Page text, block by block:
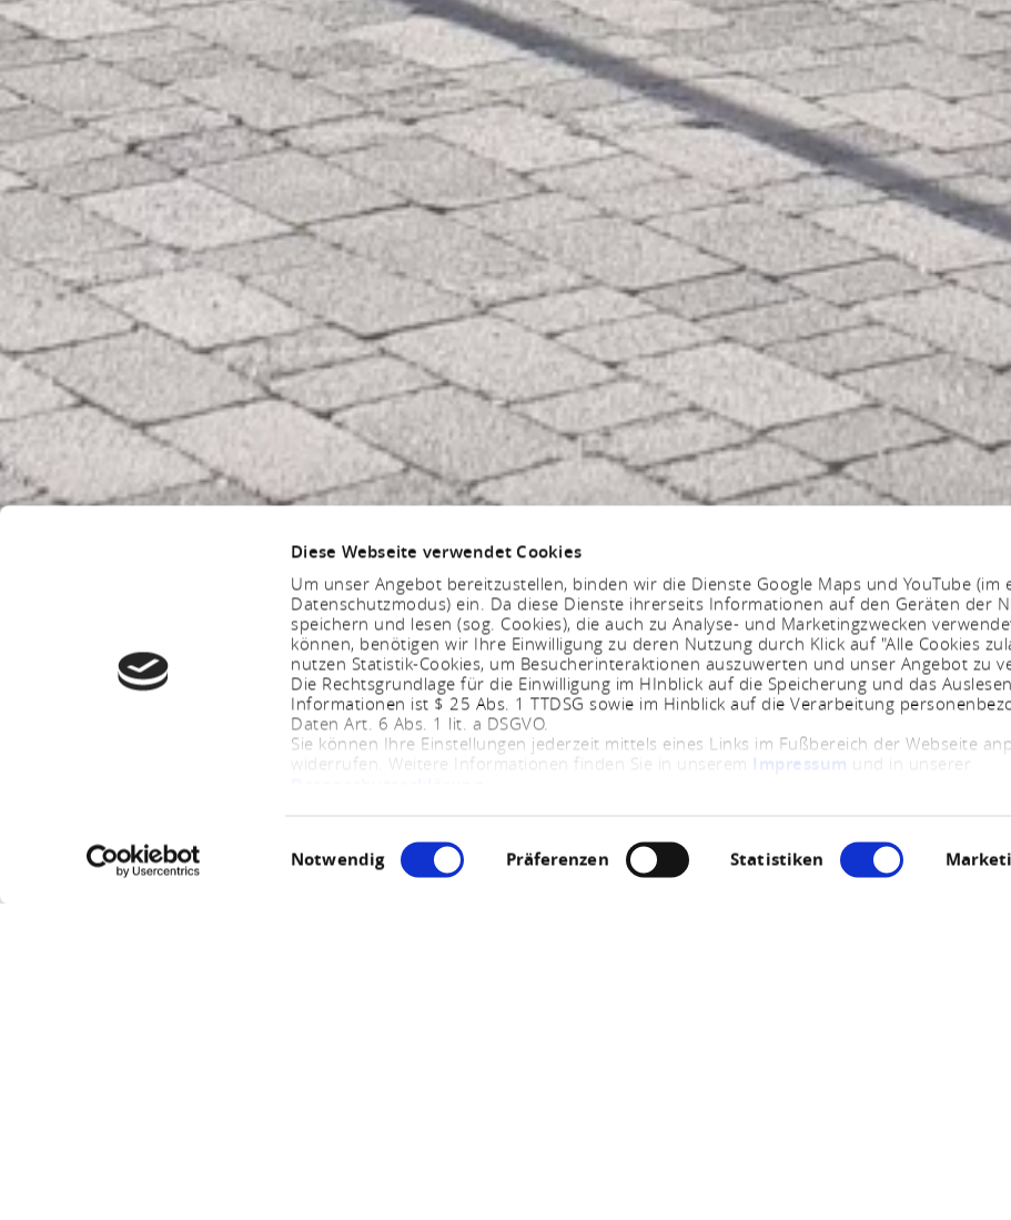
Diese Webseite verwendet Cookies
Um unser Angebot bereitzustellen, binden wir die Dienste Google Maps und YouTube (im
Datenschutzmodus) ein. Da diese Dienste ihrerseits Informationen auf den Geräten der
speichern und lesen (sog. Cookies), die auch zu Analyse- und Marketingzwecken
können, benötigen wir Ihre Einwilligung zu deren Nutzung durch Klick auf "Alle Cookies
nutzen Statistik-Cookies, um Besucherinteraktionen auszuwerten und unser Angebot zu
Die Rechtsgrundlage für die Einwilligung im HInblick auf die Speicherung und das
Informationen ist $ 25 Abs. 1 TTDSG sowie im Hinblick auf die Verarbeitung
Daten Art. 6 Abs. 1 lit. a DSGVO.
Sie können Ihre Einstellungen jederzeit mittels eines Links im Fußbereich der Webseite
widerrufen. Weitere Informationen finden Sie in unserem Impressum und in unserer
Einwilligungsauswahl
Notwendig Präferenzen Statistiken